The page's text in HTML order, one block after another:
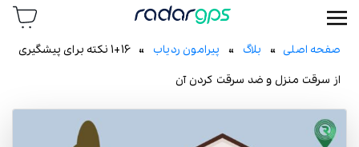
رادار جی پی اس
صفحه اصلی» بلاگ » پیرامون ردیاب
» 16+1 نکته برای پیشگیری
از سرقت منزل و ضد سرقت کردن آن